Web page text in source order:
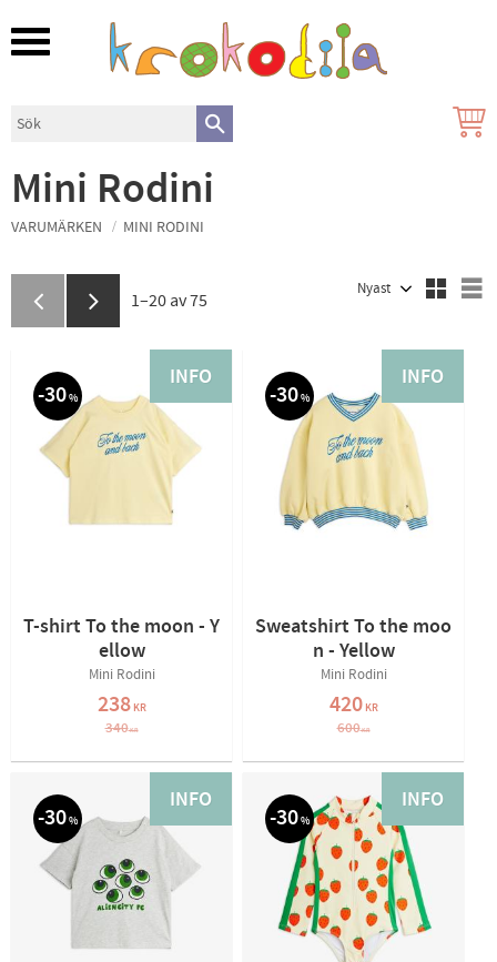
Meny
Mini Rodini
VARUMÄRKEN MINI RODINI
1–20 av75
T-shirt To the moon - Y
ellow
Mini Rodini
238KR
340KR
30%
INFO
Sweatshirt To the moo
n - Yellow
Mini Rodini
420KR
600KR
30%
INFO
30%
INFO
30%
INFO